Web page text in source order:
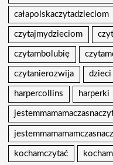
całapolskaczytadzieciom
czytajmydzieciom
czytambolubię
czytanierozwija dzieci
harpercollins harperki
kochamczytać